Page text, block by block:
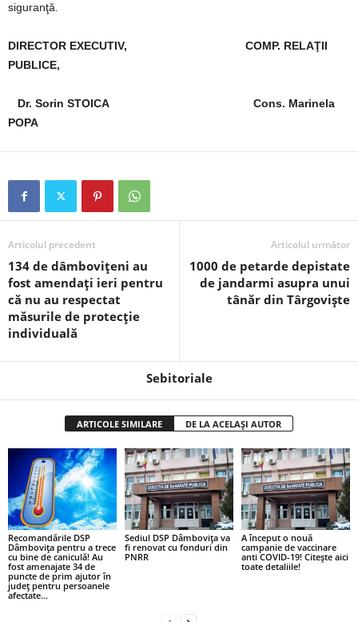
siguranţă.
DIRECTOR EXECUTIV, COMP. RELAŢII
PUBLICE,
Dr. Sorin STOICA Cons. Marinela
POPA
Articolul precedent
134 de dâmbovițeni au
fost amendați ieri pentru
că nu au respectat
măsurile de protecție
individuală
Articolul următor
1000 de petarde depistate
de jandarmi asupra unui
tânăr din Târgoviște
Sebitoriale
ARTICOLE SIMILARE DE LA ACELAȘI AUTOR
Recomandările DSP
Dâmbovița pentru a trece
cu bine de caniculă! Au
fost amenajate 34 de
puncte de prim ajutor în
județ pentru persoanele
afectate...
Sediul DSP Dâmbovița va
fi renovat cu fonduri din
PNRR
A început o nouă
campanie de vaccinare
anti COVID-19! Citește aici
toate detaliile!